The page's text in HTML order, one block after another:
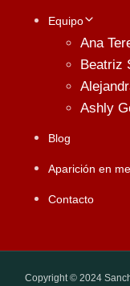
Equipo
Ana
Beatriz
Ashly
Blog
Aparición en
Contacto
Copyright © 2024